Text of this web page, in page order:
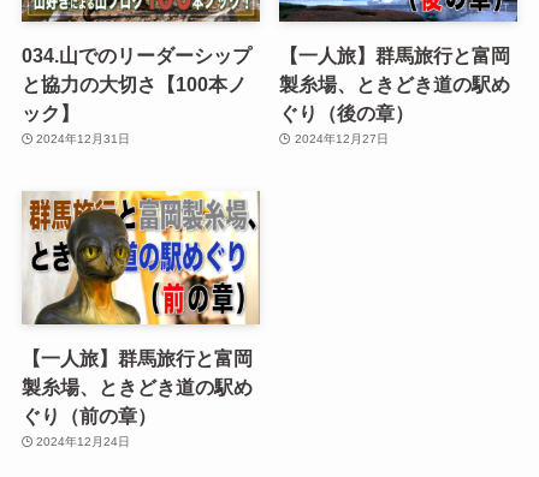
034.山でのリーダーシップ
と協力の大切さ【100本ノ
ック】
2024年12月31日
【一人旅】群馬旅行と富岡
製糸場、ときどき道の駅め
ぐり（後の章）
2024年12月27日
【一人旅】群馬旅行と富岡
製糸場、ときどき道の駅め
ぐり（前の章）
2024年12月24日